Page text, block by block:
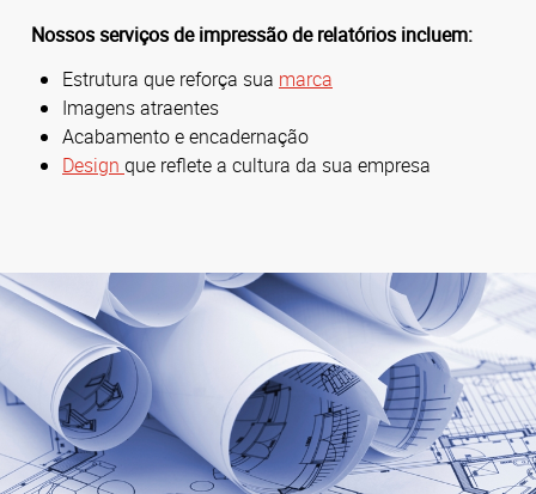
Nossos serviços de impressão de relatórios incluem:
Estrutura que reforça sua marca
Imagens atraentes
Acabamento e encadernação
Design que reflete a cultura da sua empresa